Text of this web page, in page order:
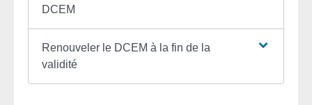
DCEM
Renouveler le DCEM à la fin de la
validité